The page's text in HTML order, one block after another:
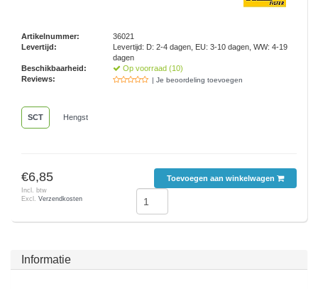
Artikelnummer:
36021
Levertijd:
Levertijd: D: 2-4 dagen, EU: 3-10 dagen, WW: 4-19
dagen
Beschikbaarheid:
Op voorraad (10)
Reviews:
| Je beoordeling toevoegen
SCT Hengst
€6,85
Incl. btw
Excl. Verzendkosten
Toevoegen aan winkelwagen
Informatie